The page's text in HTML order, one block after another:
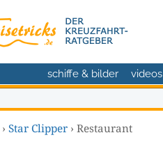
schiffe & bilder videos
› Star Clipper › Restaurant